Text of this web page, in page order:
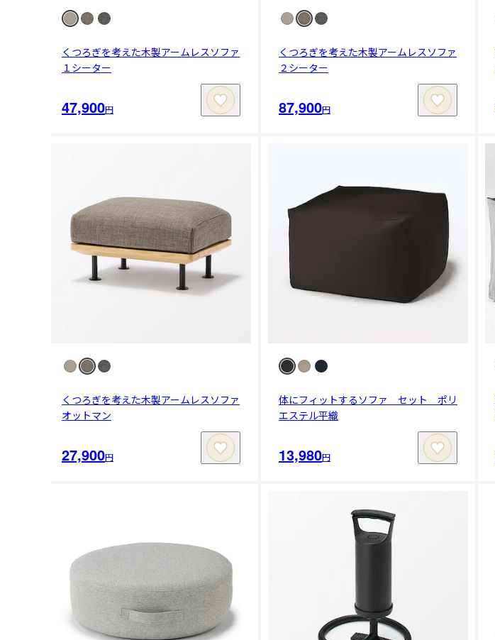
くつろぎを考えた木製アームレスソファ
１シーター
47,900円
くつろぎを考えた木製アームレスソファ
２シーター
87,900円
くつろぎを考えた木製アームレスソファ
オットマン
27,900円
体にフィットするソファ セット ポリ
エステル平織
13,980円